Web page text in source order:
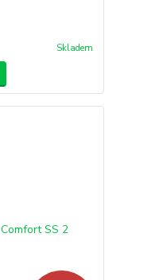
Skladem